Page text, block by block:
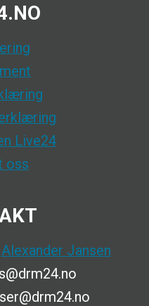
Live24
oss
Alexander Jansen